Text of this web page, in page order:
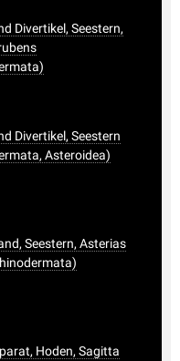
Divertikel, Seestern,
Divertikel, Seestern
Asteroidea)
Seestern, Asterias
Hoden, Sagitta